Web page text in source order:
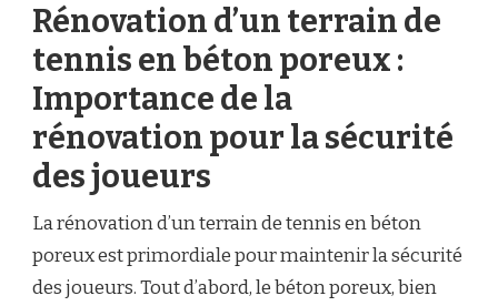
Rénovation d’un terrain de
tennis en béton poreux :
Importance de la
rénovation pour la sécurité
des joueurs
La rénovation d’un terrain de tennis en béton
poreux est primordiale pour maintenir la sécurité
des joueurs. Tout d’abord, le béton poreux, bien